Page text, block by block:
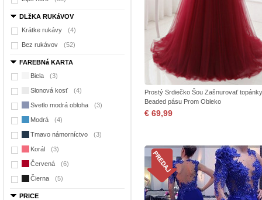
DLžKA RUKáVOV
Krátke rukávy
(4)
Bez rukávov (52)
FAREBNá KARTA
Biela
(3)
Slonová kosť (4)
Svetlo modrá obloha (3)
Modrá (4)
Tmavo námorníctvo (3)
Korál (3)
Červená (6)
Čierna (5)
PRICE
Prostý Srdiečko Šou Zašnurovať topánky
Beaded pásu Prom Obleko
€ 69,99